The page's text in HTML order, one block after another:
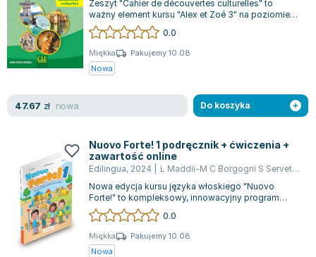
Lorraine Warren
Ajahn Brahm
Lucinda Riley
Jacek Walkiewicz
Zeszyt "Cahier de découvertes culturelles" to
ważny element kursu "Alex et Zoé 3" na poziomie
A1. Kurs ten składa się z kilku komp...
0.0
Miękka
Pakujemy 10.08
Nowa
47.67 zł nowa Do koszyka
Nuovo Forte! 1 podręcznik + ćwiczenia +
zawartość online
Edilingua, 2024 L Maddii-M C Borgogni S Servetti,
Nowa edycja kursu języka włoskiego "Nuovo
Forte!" to kompleksowy, innowacyjny program
nauczania, skierowany do dzieci i młodzieży...
0.0
Miękka
Pakujemy 10.08
Nowa